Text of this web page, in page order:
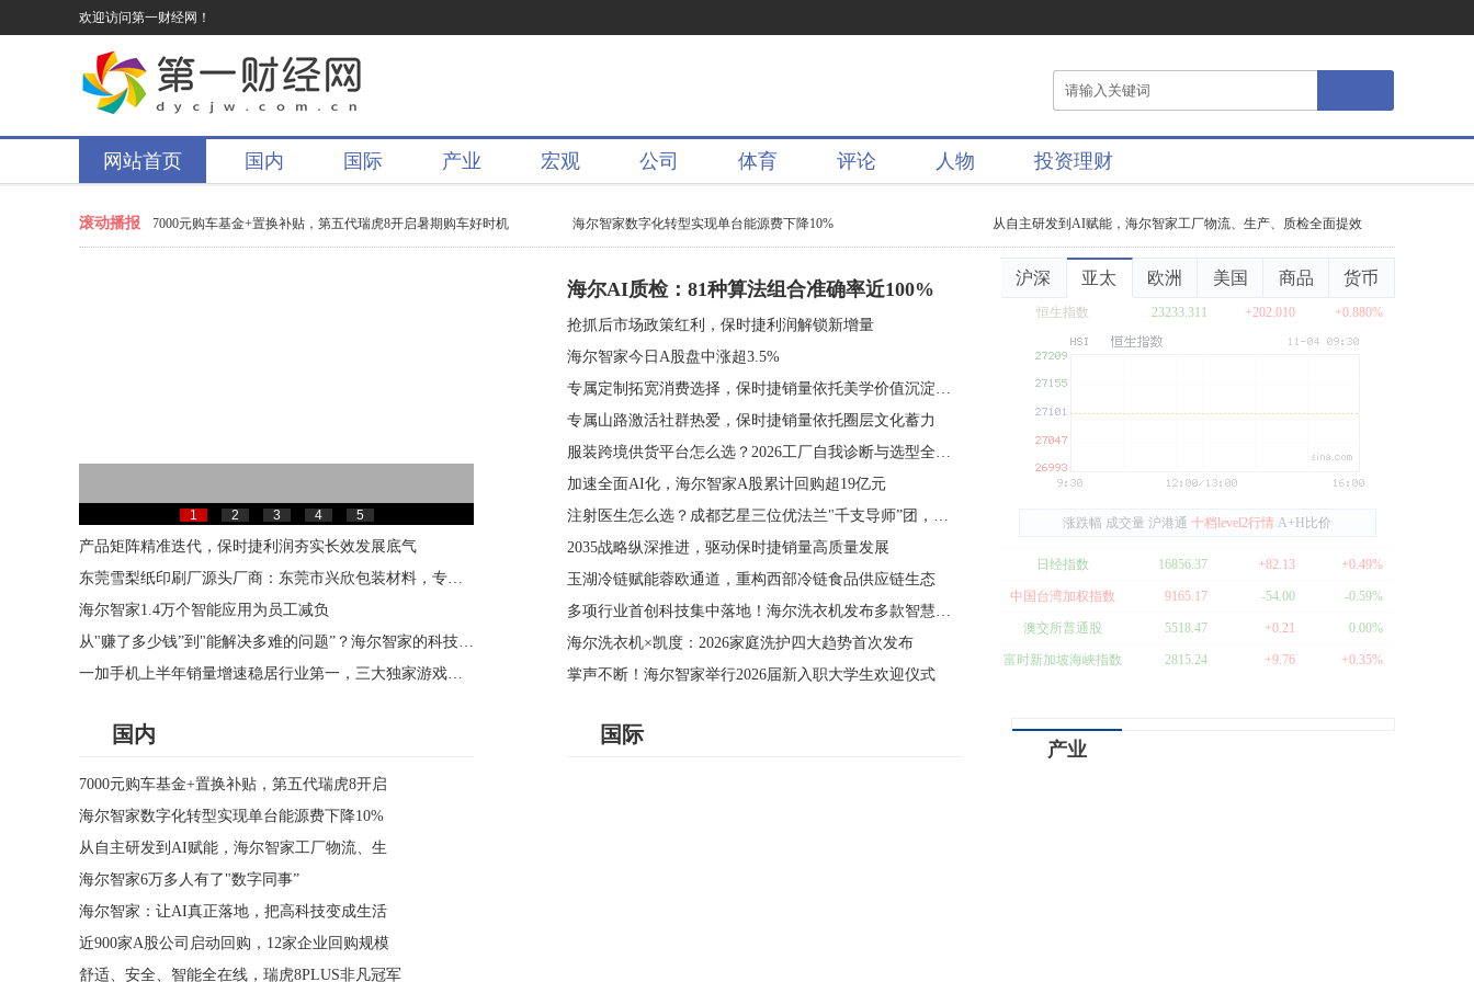
欢迎访问第一财经网！
网站首页 国内 国际 产业 宏观 公司 体育 评论 人物 投资理财
滚动播报
球赢翻倍京豆 7000元购车基金+置换补贴，第五代瑞虎8开启暑期购车好时机 海尔智家数字化转型实现单台能源费下降10% 从自主研发到AI赋能，海尔智家工厂物流、生产、质检全面提效
1 2 3 4 5
产品矩阵精准迭代，保时捷利润夯实长效发展底气
东莞雪梨纸印刷厂源头厂商：东莞市兴欣包装材料，专业拷贝纸印刷一站式定制
海尔智家1.4万个智能应用为员工减负
从"赚了多少钱”到"能解决多难的问题”？海尔智家的科技叙事
一加手机上半年销量增速稳居行业第一，三大独家游戏技术迎来全面升级
海尔AI质检：81种算法组合准确率近100%
抢抓后市场政策红利，保时捷利润解锁新增量
海尔智家今日A股盘中涨超3.5%
专属定制拓宽消费选择，保时捷销量依托美学价值沉淀客群
专属山路激活社群热爱，保时捷销量依托圈层文化蓄力
服装跨境供货平台怎么选？2026工厂自我诊断与选型全流程指南
加速全面AI化，海尔智家A股累计回购超19亿元
注射医生怎么选？成都艺星三位优法兰"千支导师”团，用3000支实战经验定义好医生标准
2035战略纵深推进，驱动保时捷销量高质量发展
玉湖冷链赋能蓉欧通道，重构西部冷链食品供应链生态
多项行业首创科技集中落地！海尔洗衣机发布多款智慧洗烘新品
海尔洗衣机×凯度：2026家庭洗护四大趋势首次发布
掌声不断！海尔智家举行2026届新入职大学生欢迎仪式
沪深 亚太 欧洲 美国 商品 货币
恒生指数 23233.311 +202.010 +0.880%
涨跌幅 成交量 沪港通 十档level2行情 A+H比价
日经指数 16856.37 +82.13 +0.49%
中国台湾加权指数 9165.17 -54.00 -0.59%
澳交所普通股 5518.47 +0.21 0.00%
富时新加坡海峡指数 2815.24 +9.76 +0.35%
国内
7000元购车基金+置换补贴，第五代瑞虎8开启
海尔智家数字化转型实现单台能源费下降10%
从自主研发到AI赋能，海尔智家工厂物流、生
海尔智家6万多人有了"数字同事”
海尔智家：让AI真正落地，把高科技变成生活
近900家A股公司启动回购，12家企业回购规模
舒适、安全、智能全在线，瑞虎8PLUS非凡冠军
国际
产业